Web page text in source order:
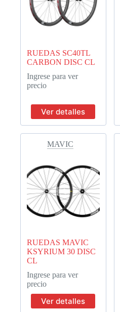
RUEDAS SC40TL
CARBON DISC CL
Ingrese para ver
precio
Ver detalles
MAVIC
RUEDAS MAVIC
KSYRIUM 30 DISC
CL
Ingrese para ver
precio
Ver detalles